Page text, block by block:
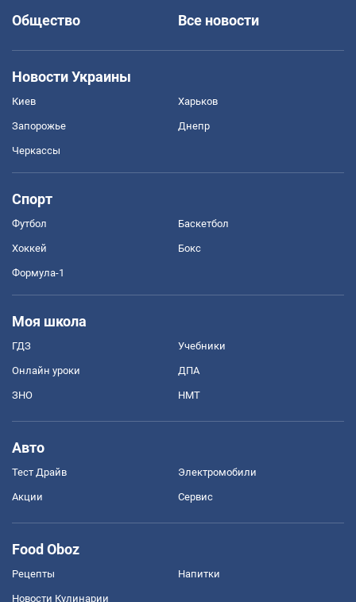
Общество
Все новости
Новости Украины
Киев Харьков
Запорожье Днепр
Черкассы
Спорт
Футбол Баскетбол
Хоккей Бокс
Формула-1
Моя школа
ГДЗ Учебники
Онлайн уроки ДПА
ЗНО НМТ
Авто
Тест Драйв Электромобили
Акции Сервис
Food Oboz
Рецепты Напитки
Новости Кулинарии